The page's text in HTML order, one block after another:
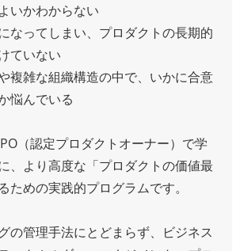
いかわからない
なってしまい、プロダクトの長期的
ていない
複雑な組織構造の中で、いかに合意
悩んでいる
（認定プロダクトオーナー）で学
、より高度な「プロダクトの価値最
ための実践的プログラムです。
の管理手法にとどまらず、ビジネス